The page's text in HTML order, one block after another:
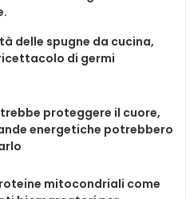
r
a
delle spugne da cucina,
di germi
proteggere il cuore,
energetiche potrebbero
​​mitocondriali come